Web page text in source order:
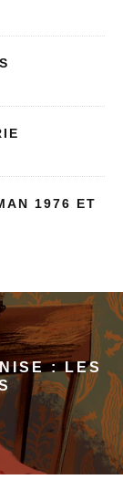
1976 ET
: LES